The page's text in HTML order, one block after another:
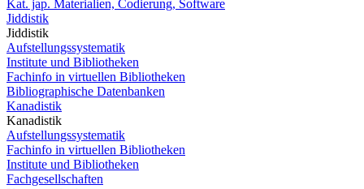
Kat. jap. Materialien, Codierung, Software
Jiddistik
Jiddistik
Aufstellungssystematik
Institute und Bibliotheken
Fachinfo in virtuellen Bibliotheken
Bibliographische Datenbanken
Kanadistik
Kanadistik
Aufstellungssystematik
Fachinfo in virtuellen Bibliotheken
Institute und Bibliotheken
Fachgesellschaften